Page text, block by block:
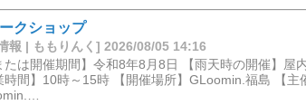
クショップ
報 | ももりんく] 2026/08/05 14:16
たは開催期間】令和8年8月8日 【雨天時の開催】屋
時間】10時～15時 【開催場所】GLoomin.福島 【主